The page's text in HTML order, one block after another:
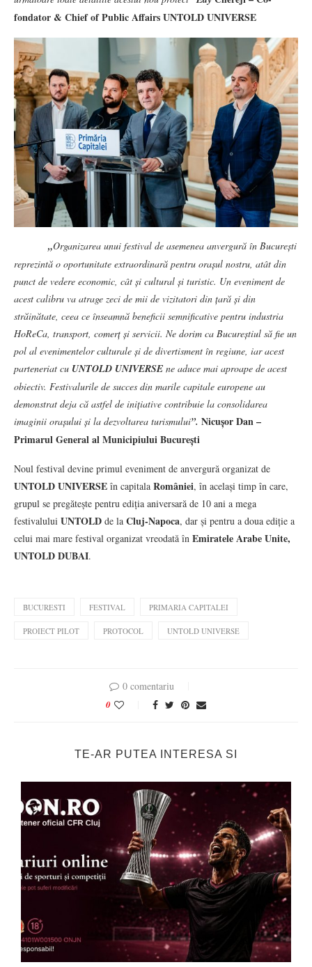
fondator & Chief of Public Affairs UNTOLD UNIVERSE
„Organizarea unui festival de asemenea anvergură în București
reprezintă o oportunitate extraordinară pentru orașul nostru, atât din
punct de vedere economic, cât și cultural și turistic. Un eveniment de
acest calibru va atrage zeci de mii de vizitatori din țară și din
străinătate, ceea ce înseamnă beneficii semnificative pentru industria
HoReCa, transport, comerț și servicii. Ne dorim ca Bucureștiul să fie un
pol al evenimentelor culturale și de divertisment în regiune, iar acest
parteneriat cu UNTOLD UNIVERSE ne aduce mai aproape de acest
obiectiv. Festivalurile de succes din marile capitale europene au
demonstrat deja că astfel de inițiative contribuie la consolidarea
imaginii orașului și la dezvoltarea turismului”. Nicușor Dan –
Primarul General al Municipiului București
Noul festival devine primul eveniment de anvergură organizat de
UNTOLD UNIVERSE în capitala României, în același timp în care,
grupul se pregătește pentru ediția aniversară de 10 ani a mega
festivalului UNTOLD de la Cluj-Napoca, dar și pentru a doua ediție a
celui mai mare festival organizat vreodată în Emiratele Arabe Unite,
UNTOLD DUBAI.
BUCURESTI FESTIVAL PRIMARIA CAPITALEI
PROIECT PILOT PROTOCOL UNTOLD UNIVERSE
0 comentariu
0
TE-AR PUTEA INTERESA SI